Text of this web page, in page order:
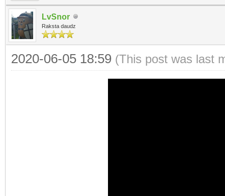
LvSnor
Raksta daudz
2020-06-05 18:59 (This post was last